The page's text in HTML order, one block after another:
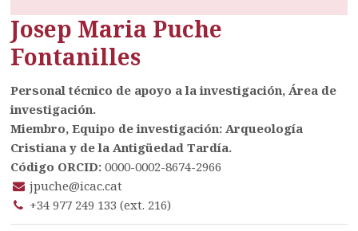
Josep Maria Puche
Fontanilles
Personal técnico de apoyo a la investigación, Área de
investigación.
Miembro, Equipo de investigación: Arqueología
Cristiana y de la Antigüedad Tardía.
Código ORCID: 0000-0002-8674-2966
jpuche@icac.cat
+34 977 249 133 (ext. 216)